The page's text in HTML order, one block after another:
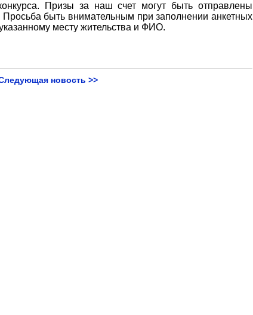
Призы за наш счет могут быть отправлены
быть внимательным при заполнении анкетных
месту жительства и ФИО.
новость >>